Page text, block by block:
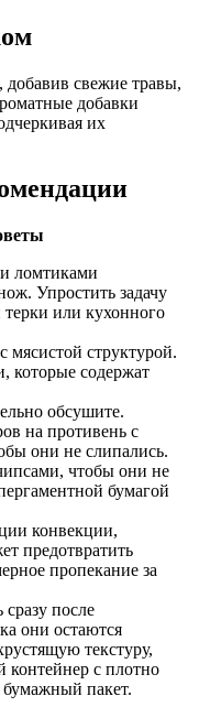
свежие травы,
добавки
их
ломтиками
Упростить задачу
или кухонного
структурой.
которые содержат
обсушите.
на противень с
они не слипались.
чтобы они не
бумагой
конвекции,
предотвратить
пропекание за
после
они остаются
текстуру,
контейнер с плотно
пакет.